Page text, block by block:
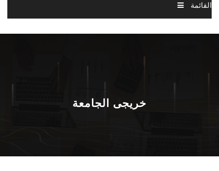
القائمة
الرئيسية
الاخبار والاحداث
خريجى الجامعة